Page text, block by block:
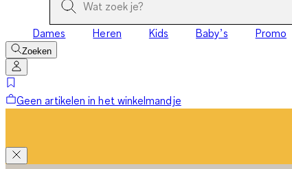
Dames Heren Kids Baby’s Promo
Zoeken
Geen artikelen in het winkelmandje